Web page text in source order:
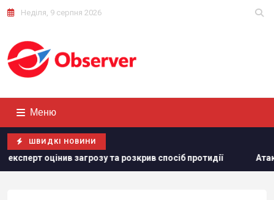
Неділя, 9 серпня 2026
Меню
ШВИДКІ НОВИНИ
та розкрив спосіб протидії Атаки на Wildberries